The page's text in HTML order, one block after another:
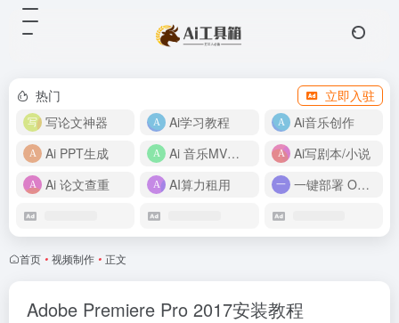
热门
立即入驻
写论文神器
Ai学习教程
Ai音乐创作
Ai PPT生成
Ai 音乐MV制作
Ai写剧本/小说
Ai 论文查重
AI算力租用 一键部署 OpenClaw
首页 • 视频制作 • 正文
Adobe Premiere Pro 2017安装教程